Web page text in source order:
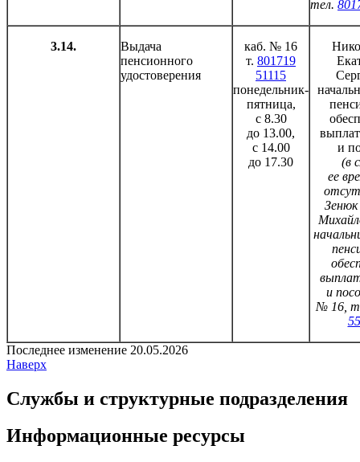
тел.
3.14.
Выдача
пенсионного
удостоверения
каб. № 16
т. 801719
51115
понедельник-
пятница,
с 8.30
до 13.00,
с 14.00
до 17.30
и
(в
ее
и
№ 16,
Последнее изменение 20.05.2026
Наверх
Службы и структурные подразделения
Информационные ресурсы